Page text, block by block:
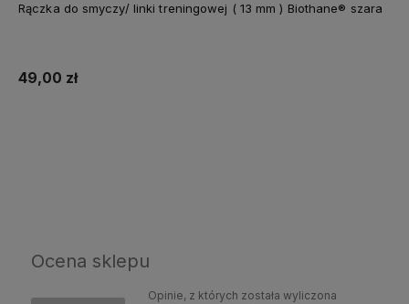
Rączka do smyczy/ linki treningowej ( 13 mm ) Biothane® szara
49,00 zł
Ocena sklepu
Opinie, z których została wyliczona